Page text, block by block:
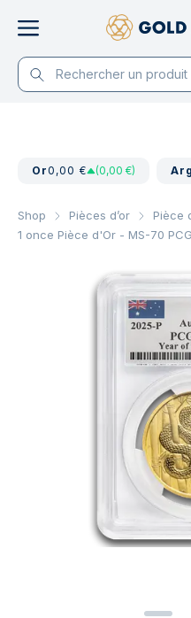
Or0,00 € (0,00 €)
Shop Pièces d’or
Pièce
1 once Pièce d'Or - MS-70